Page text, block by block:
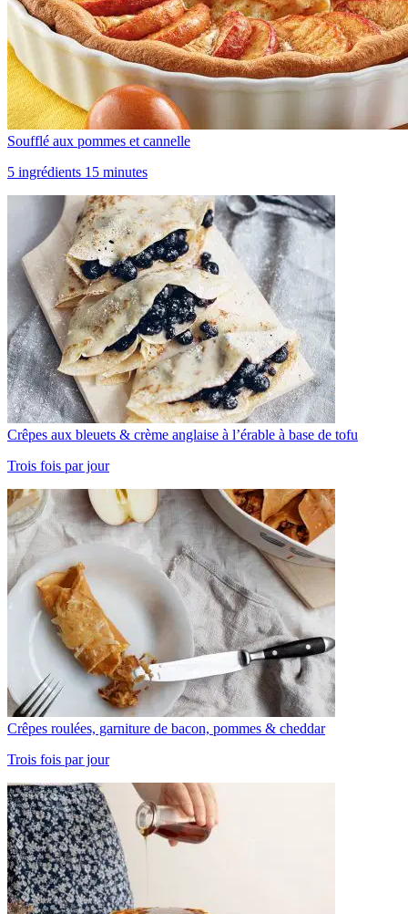
Soufflé aux pommes et cannelle
5 ingrédients 15 minutes
Crêpes aux bleuets & crème anglaise à l’érable à base de tofu
Trois fois par jour
Crêpes roulées, garniture de bacon, pommes & cheddar
Trois fois par jour